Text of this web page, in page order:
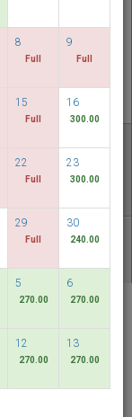
8
Full
9
Full
15
Full
16
300.00
22
Full
23
300.00
29
Full
30
240.00
5
270.00
6
270.00
12
270.00
13
270.00